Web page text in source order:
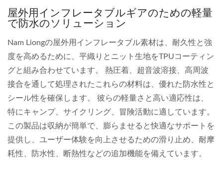
屋外用インフレータブルギアのための軽量
で防水のソリューション
Nam Liongの屋外用インフレータブル素材は、耐久性と強
度を高めるために、平織りとニット生地をTPUコーティン
グと組み合わせています。 熱圧着、超音波溶接、高周波
接合を通して処理されたこれらの材料は、優れた防水性と
シール性を確保します。 彼らの軽量さと高い適応性は、
特にキャンプ、サイクリング、冒険活動に適しています。
この製品は収納が簡単で、膨らませると快適なサポートを
提供し、ユーザー体験を向上させるための滑り止め、耐摩
耗性、防水性、断熱性などの追加機能を備えています。